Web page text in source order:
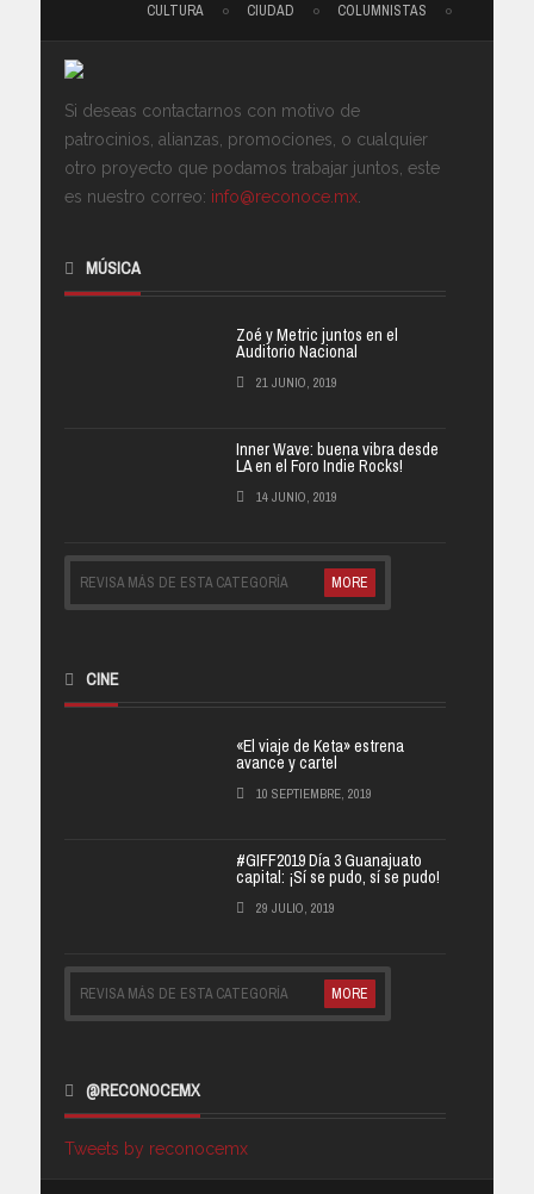
CULTURA CIUDAD COLUMNISTAS
Si deseas contactarnos con motivo de
patrocinios, alianzas, promociones, o cualquier
otro proyecto que podamos trabajar juntos, este
es nuestro correo: info@reconoce.mx
MÚSICA
Zoé y Metric juntos en el
Auditorio Nacional
21 JUNIO, 2019
Inner Wave: buena vibra desde
LA en el Foro Indie Rocks!
14 JUNIO, 2019
REVISA MÁS DE ESTA CATEGORÍA MORE
CINE
«El viaje de Keta» estrena
avance y cartel
10 SEPTIEMBRE, 2019
#GIFF2019 Día 3 Guanajuato
capital: ¡Sí se pudo, sí se pudo!
29 JULIO, 2019
REVISA MÁS DE ESTA CATEGORÍA MORE
@RECONOCEMX
Tweets by reconocemx